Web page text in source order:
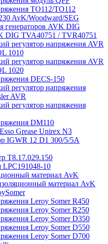
ТО112/TO112
AvK/Woodward/SEG
генераторов AVK DIG
DIG TVA40751 / TVR40751
регулятор напряжения AVR
1010
регулятор напряжения AVR
1020
DECS-150
регулятор напряжения
AVR
регулятор напряжения
DM110
Grease Unirex N3
IGWR 12 D1 300/5/5A
T8.17.029.150
LPC191048-10
материал AvK
материал AvK
Leroy Somer R450
Leroy Somer R250
Leroy Somer D350
Leroy Somer D550
Leroy Somer D700